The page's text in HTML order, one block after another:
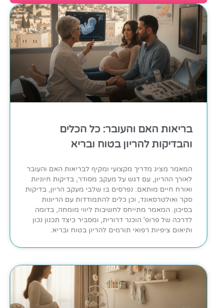
בריאות האם והעובר: כל הכלים
והבדיקות להריון בטוח ובריא
המאמר מציג מדריך מקצועי ומקיף לבריאות האם והעובר
לאורך ההריון, עם דגש על מעקב מסודר, בדיקות חיוניות
ואורח חיים מותאם. נפרסים בו שלבי מעקב הריון, בדיקות
סקר ואולטרסאונד, וכן כלים להתמודדות עם הריונות
בסיכון. המאמר מתייחס לחשיבות ליווי מומחה, בדומה
לדרכה של פרופ' הוכנר דרורית, ומסביר כיצד תכנון נכון
ותיאום ציפיות רפואי תורמים להריון בטוח ובריא.